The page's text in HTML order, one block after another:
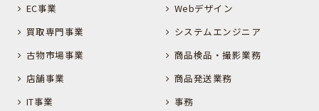
EC事業
買取専門事業
古物市場事業
店舗事業
IT事業
Webデザイン
システムエンジニア
商品検品・撮影業務
商品発送業務
事務